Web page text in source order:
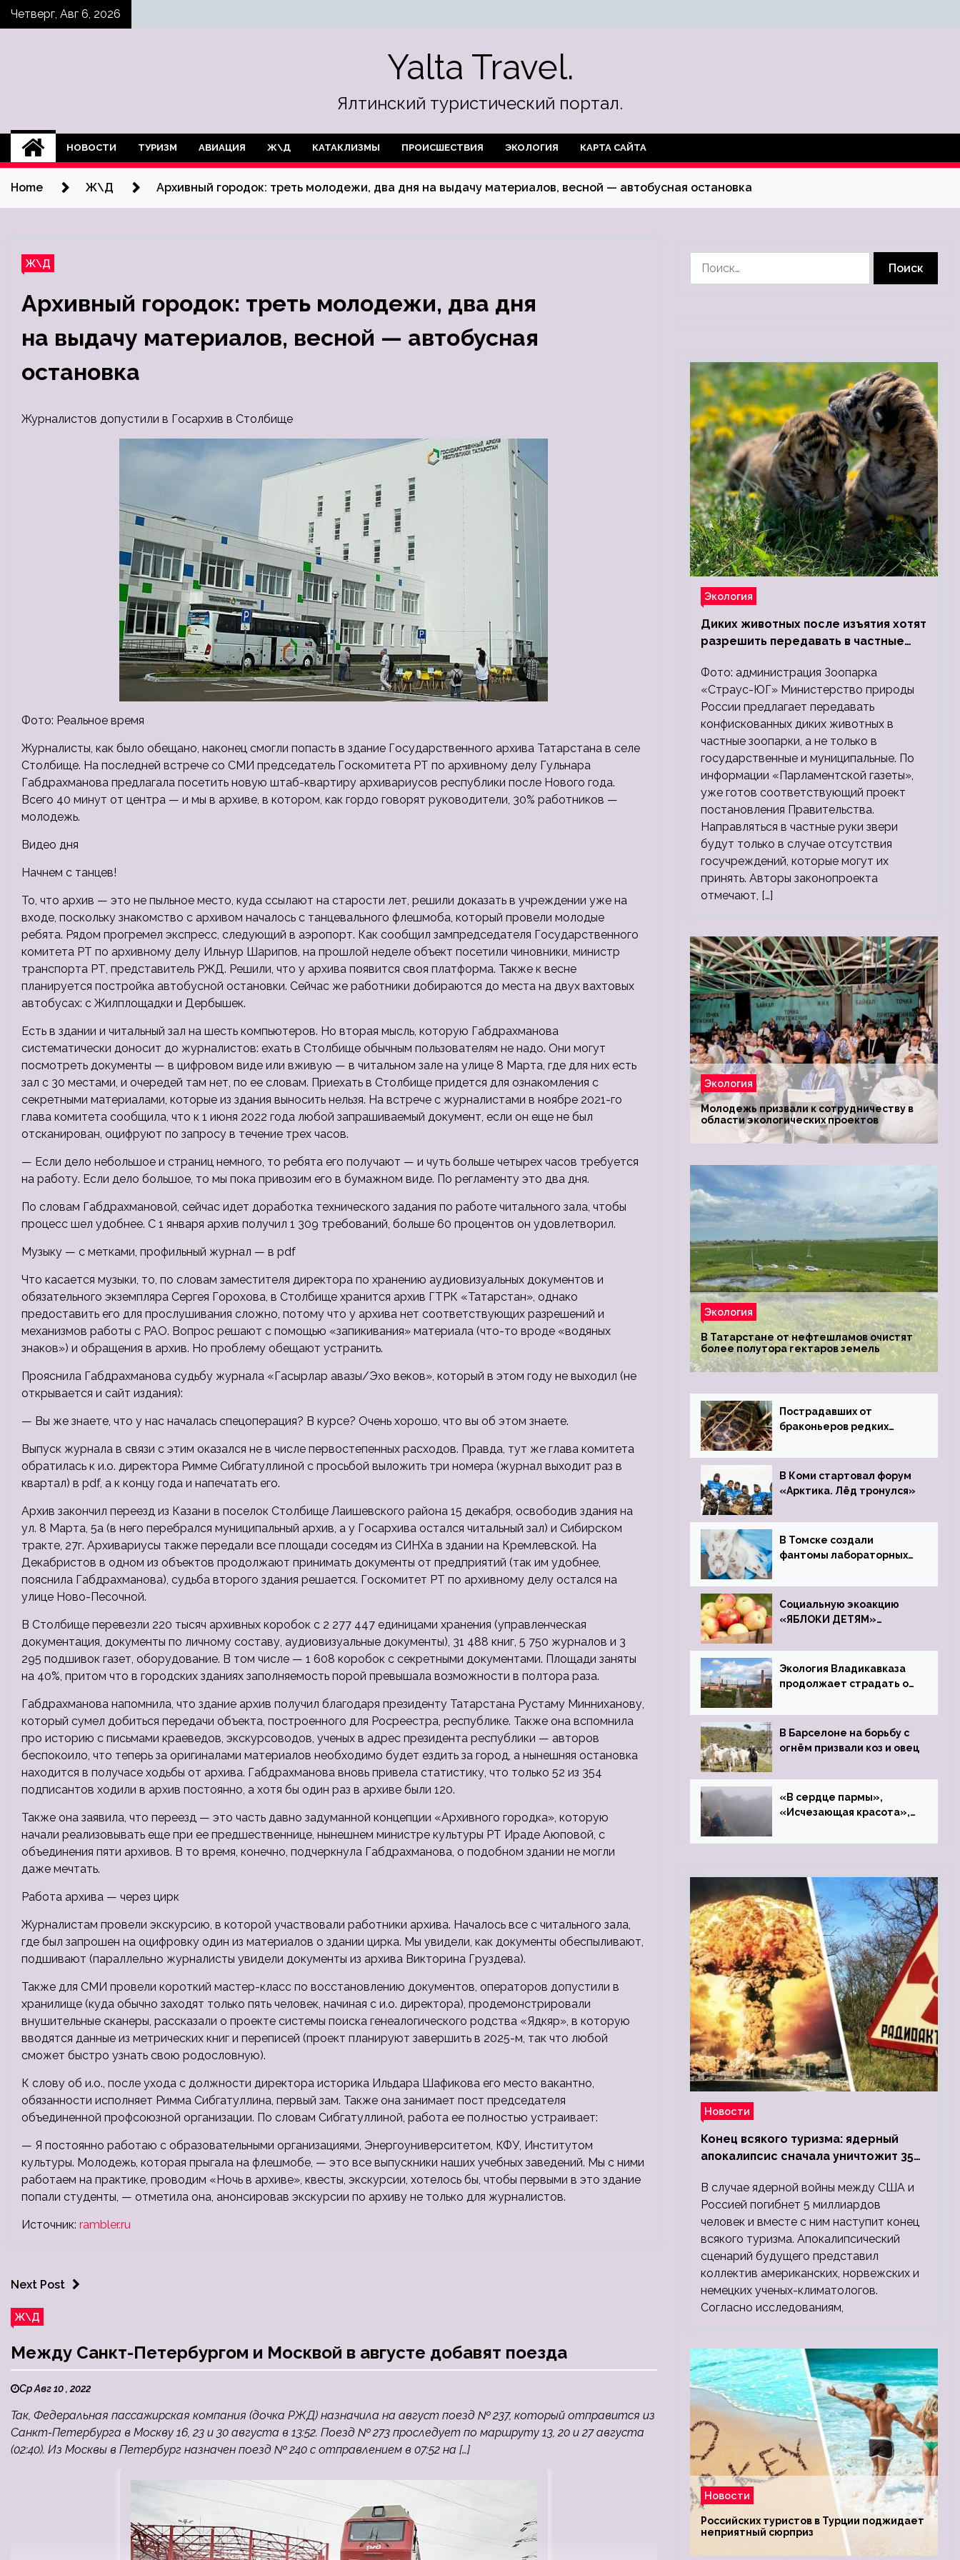
SkipЧетверг, Авг 6, 2026
Yalta Travel.
Ялтинский туристический портал.
НОВОСТИ ТУРИЗМ АВИАЦИЯ Ж\Д КАТАКЛИЗМЫ ПРОИСШЕСТВИЯ ЭКОЛОГИЯ КАРТА САЙТА
Home Ж\Д Архивный городок: треть молодежи, два дня на выдачу материалов, весной — автобусная остановка
Ж\Д
Архивный городок: треть молодежи, два дня
на выдачу материалов, весной — автобусная
остановка
Журналистов допустили в Госархив в Столбище
Фото: Реальное время
Журналисты, как было обещано, наконец смогли попасть в здание Государственного архива Татарстана в селе
Столбище. На последней встрече со СМИ председатель Госкомитета РТ по архивному делу Гульнара
Габдрахманова предлагала посетить новую штаб-квартиру архивариусов республики после Нового года.
Всего 40 минут от центра — и мы в архиве, в котором, как гордо говорят руководители, 30% работников —
молодежь.
Видео дня
Начнем с танцев!
То, что архив — это не пыльное место, куда ссылают на старости лет, решили доказать в учреждении уже на
входе, поскольку знакомство с архивом началось с танцевального флешмоба, который провели молодые
ребята. Рядом прогремел экспресс, следующий в аэропорт. Как сообщил зампредседателя Государственного
комитета РТ по архивному делу Ильнур Шарипов, на прошлой неделе объект посетили чиновники, министр
транспорта РТ, представитель РЖД. Решили, что у архива появится своя платформа. Также к весне
планируется постройка автобусной остановки. Сейчас же работники добираются до места на двух вахтовых
автобусах: с Жилплощадки и Дербышек.
Есть в здании и читальный зал на шесть компьютеров. Но вторая мысль, которую Габдрахманова
систематически доносит до журналистов: ехать в Столбище обычным пользователям не надо. Они могут
посмотреть документы — в цифровом виде или вживую — в читальном зале на улице 8 Марта, где для них есть
зал с 30 местами, и очередей там нет, по ее словам. Приехать в Столбище придется для ознакомления с
секретными материалами, которые из здания выносить нельзя. На встрече с журналистами в ноябре 2021-го
глава комитета сообщила, что к 1 июня 2022 года любой запрашиваемый документ, если он еще не был
отсканирован, оцифруют по запросу в течение трех часов.
— Если дело небольшое и страниц немного, то ребята его получают — и чуть больше четырех часов требуется
на работу. Если дело большое, то мы пока привозим его в бумажном виде. По регламенту это два дня.
По словам Габдрахмановой, сейчас идет доработка технического задания по работе читального зала, чтобы
процесс шел удобнее. С 1 января архив получил 1 309 требований, больше 60 процентов он удовлетворил.
Музыку — с метками, профильный журнал — в pdf
Что касается музыки, то, по словам заместителя директора по хранению аудиовизуальных документов и
обязательного экземпляра Сергея Горохова, в Столбище хранится архив ГТРК «Татарстан», однако
предоставить его для прослушивания сложно, потому что у архива нет соответствующих разрешений и
механизмов работы с РАО. Вопрос решают с помощью «запикивания» материала (что-то вроде «водяных
знаков») и обращения в архив. Но проблему обещают устранить.
Прояснила Габдрахманова судьбу журнала «Гасырлар авазы/Эхо веков», который в этом году не выходил (не
открывается и сайт издания):
— Вы же знаете, что у нас началась спецоперация? В курсе? Очень хорошо, что вы об этом знаете.
Выпуск журнала в связи с этим оказался не в числе первостепенных расходов. Правда, тут же глава комитета
обратилась к и.о. директора Римме Сибгатуллиной с просьбой выложить три номера (журнал выходит раз в
квартал) в pdf, а к концу года и напечатать его.
Архив закончил переезд из Казани в поселок Столбище Лаишевского района 15 декабря, освободив здания на
ул. 8 Марта, 5а (в него перебрался муниципальный архив, а у Госархива остался читальный зал) и Сибирском
тракте, 27г. Архивариусы также передали все площади соседям из СИНХа в здании на Кремлевской. На
Декабристов в одном из объектов продолжают принимать документы от предприятий (так им удобнее,
пояснила Габдрахманова), судьба второго здания решается. Госкомитет РТ по архивному делу остался на
улице Ново-Песочной.
В Столбище перевезли 220 тысяч архивных коробок с 2 277 447 единицами хранения (управленческая
документация, документы по личному составу, аудиовизуальные документы), 31 488 книг, 5 750 журналов и 3
295 подшивок газет, оборудование. В том числе — 1 608 коробок с секретными документами. Площади заняты
на 40%, притом что в городских зданиях заполняемость порой превышала возможности в полтора раза.
Габдрахманова напомнила, что здание архив получил благодаря президенту Татарстана Рустаму Минниханову,
который сумел добиться передачи объекта, построенного для Росреестра, республике. Также она вспомнила
про историю с письмами краеведов, экскурсоводов, ученых в адрес президента республики — авторов
беспокоило, что теперь за оригиналами материалов необходимо будет ездить за город, а нынешняя остановка
находится в получасе ходьбы от архива. Габдрахманова вновь привела статистику, что только 52 из 354
подписантов ходили в архив постоянно, а хотя бы один раз в архиве были 120.
Также она заявила, что переезд — это часть давно задуманной концепции «Архивного городка», которую
начали реализовывать еще при ее предшественнице, нынешнем министре культуры РТ Ираде Аюповой, с
объединения пяти архивов. В то время, конечно, подчеркнула Габдрахманова, о подобном здании не могли
даже мечтать.
Работа архива — через цирк
Журналистам провели экскурсию, в которой участвовали работники архива. Началось все с читального зала,
где был запрошен на оцифровку один из материалов о здании цирка. Мы увидели, как документы обеспыливают,
подшивают (параллельно журналисты увидели документы из архива Викторина Груздева).
Также для СМИ провели короткий мастер-класс по восстановлению документов, операторов допустили в
хранилище (куда обычно заходят только пять человек, начиная с и.о. директора), продемонстрировали
внушительные сканеры, рассказали о проекте системы поиска генеалогического родства «Ядкяр», в которую
вводятся данные из метрических книг и переписей (проект планируют завершить в 2025-м, так что любой
сможет быстро узнать свою родословную).
К слову об и.о., после ухода с должности директора историка Ильдара Шафикова его место вакантно,
обязанности исполняет Римма Сибгатуллина, первый зам. Также она занимает пост председателя
объединенной профсоюзной организации. По словам Сибгатуллиной, работа ее полностью устраивает:
— Я постоянно работаю с образовательными организациями, Энергоуниверситетом, КФУ, Институтом
культуры. Молодежь, которая прыгала на флешмобе, — это все выпускники наших учебных заведений. Мы с ними
работаем на практике, проводим «Ночь в архиве», квесты, экскурсии, хотелось бы, чтобы первыми в это здание
попали студенты, — отметила она, анонсировав экскурсии по архиву не только для журналистов.
Источник: rambler.ru
Next Post
Ж\Д
Между Санкт-Петербургом и Москвой в августе добавят поезда
Ср Авг 10 , 2022
Так, Федеральная пассажирская компания (дочка РЖД) назначила на август поезд № 237, который отправится из
Санкт-Петербурга в Москву 16, 23 и 30 августа в 13:52. Поезд № 273 проследует по маршруту 13, 20 и 27 августа
(02:40). Из Москвы в Петербург назначен поезд № 240 с отправлением в 07:52 на […]
Экология
Диких животных после изъятия хотят
разрешить передавать в частные
Фото: администрация Зоопарка
«Страус-ЮГ» Министерство природы
России предлагает передавать
конфискованных диких животных в
частные зоопарки, а не только в
государственные и муниципальные. По
информации «Парламентской газеты»,
уже готов соответствующий проект
постановления Правительства.
Направляться в частные руки звери
будут только в случае отсутствия
госучреждений, которые могут их
принять. Авторы законопроекта
отмечают, […]
Экология
Молодежь призвали к сотрудничеству в
области экологических проектов
Экология
В Татарстане от нефтешламов очистят
более полутора гектаров земель
Пострадавших от
браконьеров редких
Ростовский зоопарк
В Коми стартовал форум
«Арктика. Лёд тронулся»
В Томске создали
фантомы лабораторных
Социальную экоакцию
«ЯБЛОКИ ДЕТЯМ»
Экология Владикавказа
продолжает страдать от
завода
В Барселоне на борьбу с
огнём призвали коз и овец
«В сердце пармы»,
«Исчезающая красота»,
Новости
Конец всякого туризма: ядерный
апокалипсис сначала уничтожит 350
людей
В случае ядерной войны между США и
Россией погибнет 5 миллиардов
человек и вместе с ним наступит конец
всякого туризма. Апокалипсический
сценарий будущего представил
коллектив американских, норвежских и
немецких ученых-климатологов.
Согласно исследованиям,
Новости
Российских туристов в Турции поджидает
неприятный сюрприз